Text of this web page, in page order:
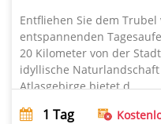
Entfliehen Sie dem
entspannenden
20 Kilometer von der
idyllische
Atlasgebirge bietet d ...
1 Tag